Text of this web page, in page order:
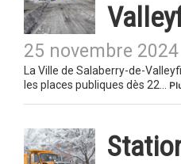
25 novembre 2024
La Ville de Salaberry-de-
les places publiques dès 22…